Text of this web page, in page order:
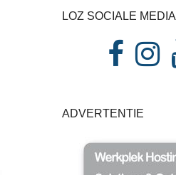
LOZ SOCIALE MEDIA
ADVERTENTIE